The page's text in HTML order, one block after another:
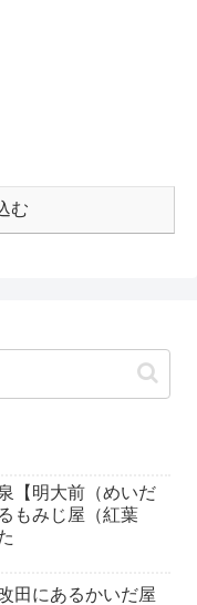
む
【明大前（めいだ
もみじ屋（紅葉
田にあるかいだ屋